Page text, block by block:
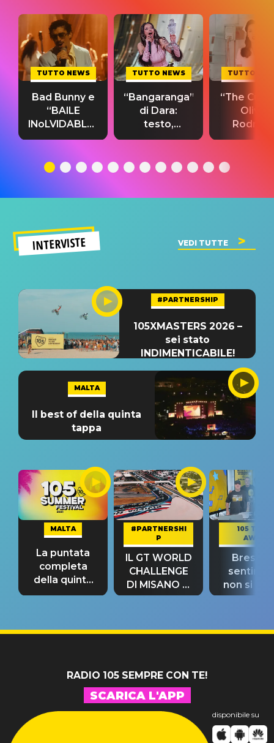
TUTTO NEWS
Bad Bunny e
“BAILE
INoLVIDABLE”:
testo,
significato
TUTTO NEWS
“Bangaranga”
di Dara:
testo,
traduzione e
del singolo
TUTTO
“The
Olivia
testo,
INTERVISTE VEDI TUTTE
#PARTNERSHIP
105XMASTERS 2026 –
sei stato
INDIMENTICABILE!
MALTA
Il best of della quinta
tappa
MALTA
La puntata
completa
della quinta
tappa
#PARTNERSHI
P
IL GT WORLD
CHALLENGE
DI MISANO si
riconferma
105 TAKE
AWAY
Bresh:
non si
fino alla
RADIO 105 SEMPRE CON TE!
SCARICA L'APP
disponibile su